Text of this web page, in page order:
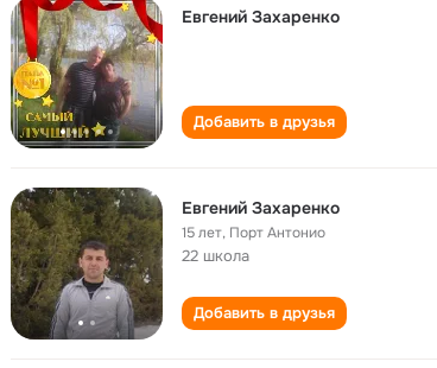
Евгений Захаренко
Добавить в друзья
Евгений Захаренко
15 лет, Порт Антонио
22 школа
Добавить в друзья